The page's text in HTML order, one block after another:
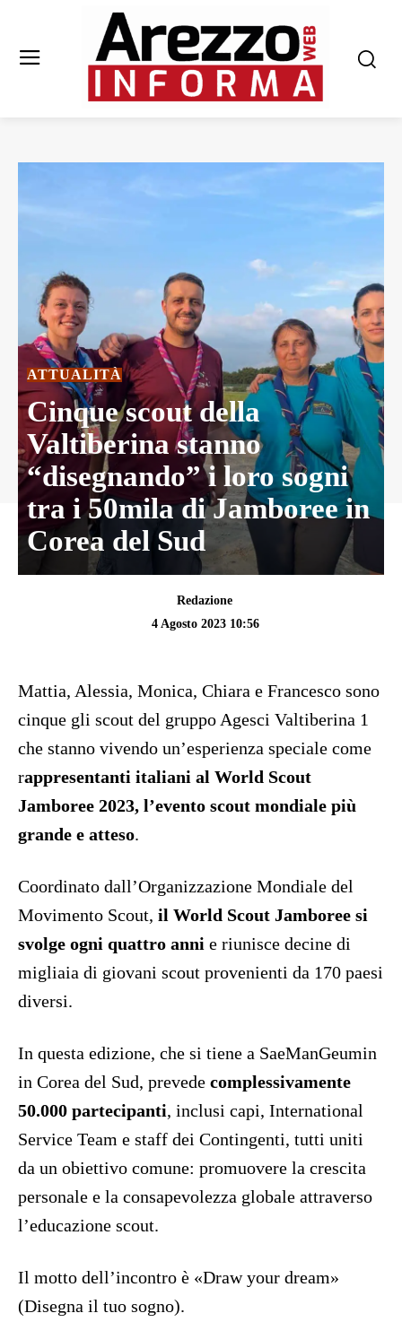
ATTUALITÀ
Cinque scout della
Valtiberina stanno
“disegnando” i loro sogni
tra i 50mila di Jamboree in
Corea del Sud
Redazione
4 Agosto 2023 10:56
Mattia, Alessia, Monica, Chiara e Francesco sono
cinque gli scout del gruppo Agesci Valtiberina 1
che stanno vivendo un’esperienza speciale come
rappresentanti italiani al World Scout
Jamboree 2023, l’evento scout mondiale più
grande e atteso.
Coordinato dall’Organizzazione Mondiale del
Movimento Scout, il World Scout Jamboree si
svolge ogni quattro anni e riunisce decine di
migliaia di giovani scout provenienti da 170 paesi
diversi.
In questa edizione, che si tiene a SaeManGeumin
in Corea del Sud, prevede complessivamente
50.000 partecipanti, inclusi capi, International
Service Team e staff dei Contingenti, tutti uniti
da un obiettivo comune: promuovere la crescita
personale e la consapevolezza globale attraverso
l’educazione scout.
Il motto dell’incontro è «Draw your dream»
(Disegna il tuo sogno).